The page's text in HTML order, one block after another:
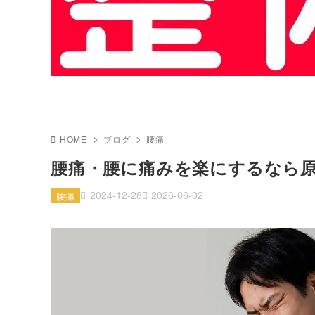
HOME ブログ 腰痛
腰痛・腰に痛みを楽にするなら
2024-12-28 2026-06-02
腰痛